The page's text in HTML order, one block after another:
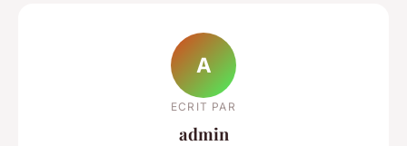
A
ECRIT PAR
admin